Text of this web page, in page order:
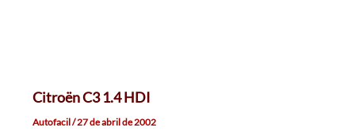
Citroën C3 1.4 HDI
Autofacil/27 de abril de 2002